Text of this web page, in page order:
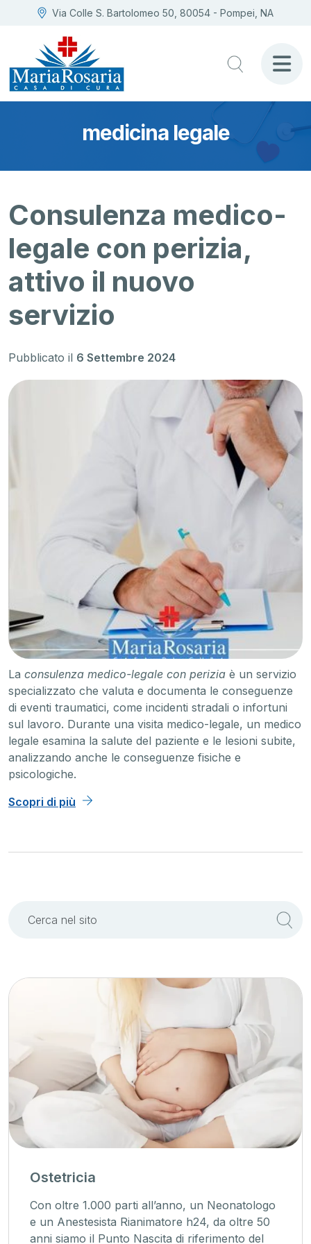
Via Colle S. Bartolomeo 50, 80054 - Pompei, NA
medicina legale
Consulenza medico-
legale con perizia,
attivo il nuovo
servizio
Pubblicato il 6 Settembre 2024
La consulenza medico-legale con perizia è un servizio
specializzato che valuta e documenta le conseguenze
di eventi traumatici, come incidenti stradali o infortuni
sul lavoro. Durante una visita medico-legale, un medico
legale esamina la salute del paziente e le lesioni subite,
analizzando anche le conseguenze fisiche e
psicologiche.
Scopri di più
Ostetricia
Con oltre 1.000 parti all’anno, un Neonatologo
e un Anestesista Rianimatore h24, da oltre 50
anni siamo il Punto Nascita di riferimento del